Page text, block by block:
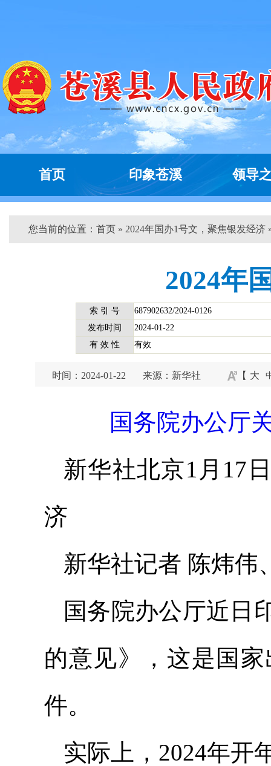
首页 印象苍溪 领导
您当前的位置： 首页 » 2024年国办1号文，聚焦银发经济
2024年
索 引 号
687902632/2024-0126
发布时间
2024-01-22
有 效 性
有效
时间：2024-01-22 来源：新华社 【 大
国务院办公厅
新华社北京1月17
济
新华社记者 陈炜伟
国务院办公厅近日
的意见》，这是国
件。
实际上，2024年开